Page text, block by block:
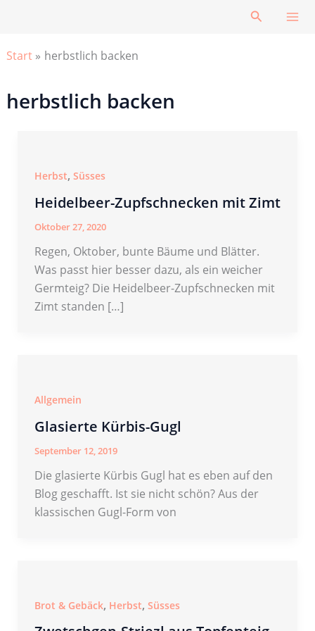
Suchen
Start herbstlich backen
herbstlich backen
Herbst, Süsses
Heidelbeer-Zupfschnecken mit Zimt
Oktober 27, 2020
Regen, Oktober, bunte Bäume und Blätter.
Was passt hier besser dazu, als ein weicher
Germteig? Die Heidelbeer-Zupfschnecken mit
Zimt standen […]
Allgemein
Glasierte Kürbis-Gugl
September 12, 2019
Die glasierte Kürbis Gugl hat es eben auf den
Blog geschafft. Ist sie nicht schön? Aus der
klassischen Gugl-Form von
Brot & Gebäck, Herbst, Süsses